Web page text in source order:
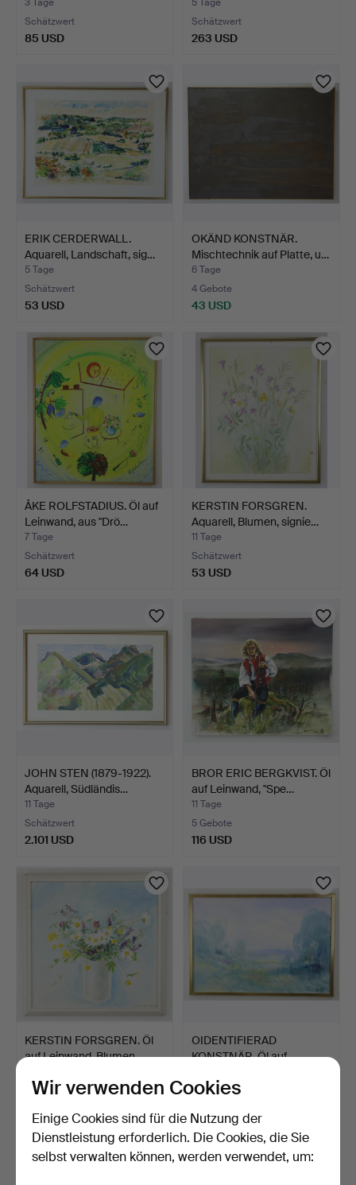
Schätzwert
85 USD
Schätzwert
263 USD
ERIK CERDERWALL.
Aquarell, Landschaft, sig…
5 Tage
Schätzwert
53 USD
OKÄND KONSTNÄR.
Mischtechnik auf Platte, u…
6 Tage
4 Gebote
43 USD
ÅKE ROLFSTADIUS. Öl auf
Leinwand, aus "Drö…
7 Tage
Schätzwert
64 USD
KERSTIN FORSGREN.
Aquarell, Blumen, signie…
11 Tage
Schätzwert
53 USD
JOHN STEN (1879-1922).
Aquarell, Südländis…
11 Tage
Schätzwert
2.101 USD
BROR ERIC BERGKVIST. Öl
auf Leinwand, "Spe…
11 Tage
5 Gebote
116 USD
KERSTIN FORSGREN. Öl
auf Leinwand, Blumen,…
Schätzwert
OIDENTIFIERAD
KONSTNÄR. Öl auf
Schätzwert
Wir verwenden Cookies
Einige Cookies sind für die Nutzung der
Dienstleistung erforderlich. Die Cookies, die Sie
selbst verwalten können, werden verwendet, um: